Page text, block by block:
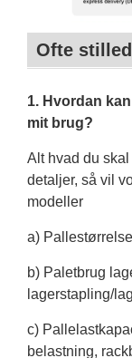
Ofte
1. Hvordan
mit brug?
Alt hvad du
detaljer, så vil
modeller
a)
b) Paletbrug
lagerstapling/
c)
belastning,